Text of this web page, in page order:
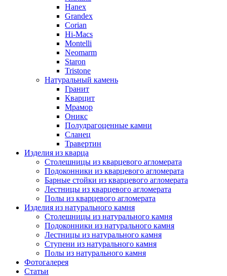
Hanex
Grandex
Corian
Hi-Macs
Montelli
Neomarm
Staron
Tristone
Натуральный камень
Гранит
Кварцит
Мрамор
Оникс
Полудрагоценные камни
Сланец
Травертин
Изделия из кварца
Столешницы из кварцевого агломерата
Подоконники из кварцевого агломерата
Барные стойки из кварцевого агломерата
Лестницы из кварцевого агломерата
Полы из кварцевого агломерата
Изделия из натурального камня
Столешницы из натурального камня
Подоконники из натурального камня
Лестницы из натурального камня
Ступени из натурального камня
Полы из натурального камня
Фотогалерея
Статьи